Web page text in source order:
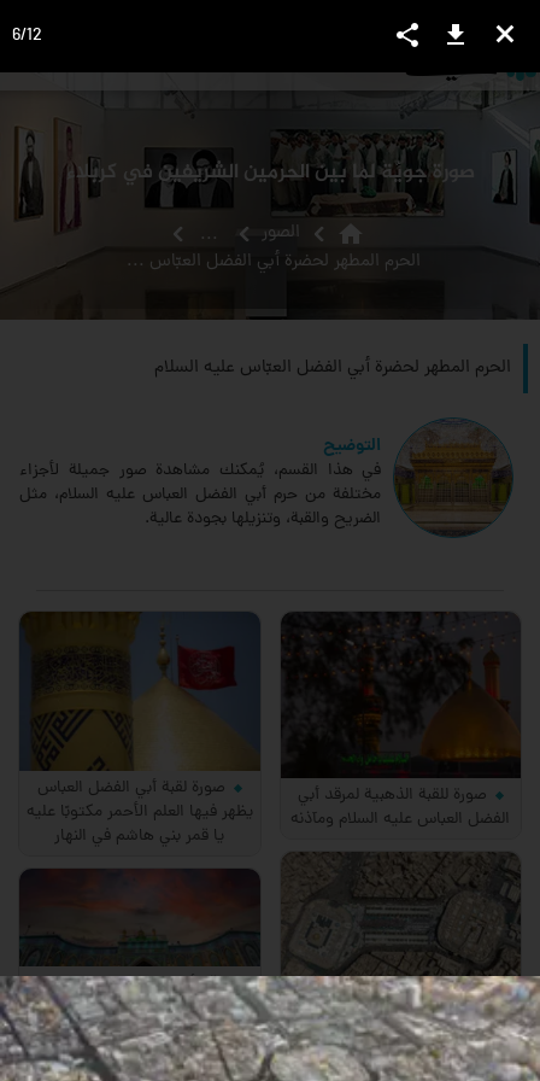
view_headline
صورة جويّة لما بين الحرمين الشريفين في كربلاء
home الصور
...
الحرم المطهر لحضرة أبي الفضل العبّاس عليه السلام
الحرم المطهر لحضرة أبي الفضل العبّاس عليه السلام
التوضيح
في هذا القسم، يُمكنك مشاهدة صور جميلة لأجزاء
مختلفة من حرم أبي الفضل العباس عليه السلام، مثل
الضريح والقبة، وتنزيلها بجودة عالية.
صورة للقبة الذهبية لمرقد أبي
الفضل العباس عليه السلام ومآذنه
صورة لقبة أبي الفضل العباس
يظهر فيها العلم الأحمر مكتوبًا عليه
يا قمر بني هاشم في النهار
صورة جوية لما بين الحرمين
وحرمي الإمام الحسين أبي الفضل
العباس عليهما السلام
مرقد أبي الفضل العباس: صورة
القبة والمآذن من الخارج
close
download
share
6/12